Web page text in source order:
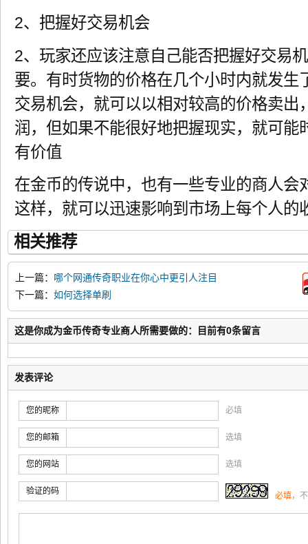
2、把握好交易机会
2、玩家还应该注意自己能否把握好交易
要。有时货物的价格在几个小时内就发生
交易机会，就可以以相对较高的价格卖出
润，但如果不能很好地把握现实，就可能
有价值
在金币的传说中，也有一些专业的商人会
这样，就可以迅速影响到市场上每个人的
相关推荐
上一篇： 哪个网通传奇职业在你心中更引人注目
下一篇： 如何选择单刷
这是你成为金币传奇专业商人所需要做的：目前有0条留言
发表评论
您的昵称 必填
您的邮箱 选填
您的网站 选填
验证的码 必填，